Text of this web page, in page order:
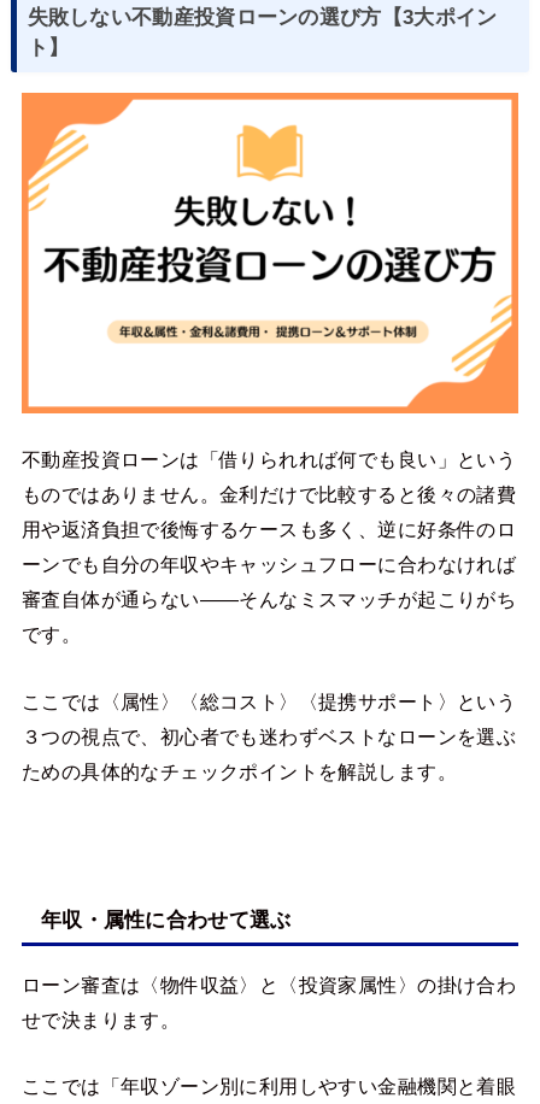
失敗しない不動産投資ローンの選び方【3大ポイン
ト】
不動産投資ローンは「借りられれば何でも良い」という
ものではありません。金利だけで比較すると後々の諸費
用や返済負担で後悔するケースも多く、逆に好条件のロ
ーンでも自分の年収やキャッシュフローに合わなければ
審査自体が通らない――そんなミスマッチが起こりがち
です。
ここでは〈属性〉〈総コスト〉〈提携サポート〉という
３つの視点で、初心者でも迷わずベストなローンを選ぶ
ための具体的なチェックポイントを解説します。
年収・属性に合わせて選ぶ
ローン審査は〈物件収益〉と〈投資家属性〉の掛け合わ
せで決まります。
ここでは「年収ゾーン別に利用しやすい金融機関と着眼